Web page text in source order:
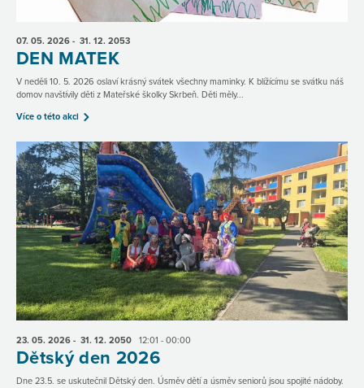
07. 05. 2026 - 31. 12. 2053
DEN MATEK
V neděli 10. 5. 2026 oslaví krásný svátek všechny maminky. K blížícímu se svátku náš
domov navštívily děti z Mateřské školky Skrbeň. Děti měly...
Více o této akci
23. 05. 2026 - 31. 12. 2050 12:01 - 00:00
Dětský den 2026
Dne 23.5. se uskutečnil Dětský den. Úsměv dětí a úsměv seniorů jsou spojité nádoby.